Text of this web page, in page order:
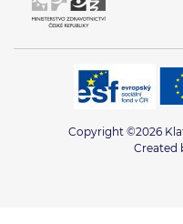
Copyright ©2026
Created